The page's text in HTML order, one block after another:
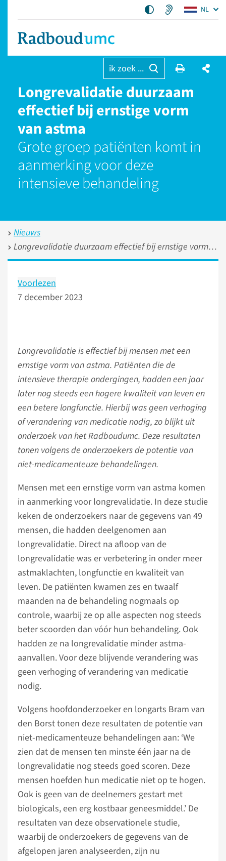
NL
ik zoek ...
Longrevalidatie duurzaam
effectief bij ernstige vorm
van astma
Grote groep patiënten komt in
aanmerking voor deze
intensieve behandeling
Nieuws
Longrevalidatie duurzaam effectief bij ernstige vorm van astma
Voorlezen
7 december 2023
Longrevalidatie is effectief bij mensen met een
ernstige vorm van astma. Patiënten die de
intensieve therapie ondergingen, hadden een jaar
later nog steeds een hogere kwaliteit van leven en
een betere longfunctie. Hierbij was geen verhoging
of verandering van medicatie nodig, zo blijkt uit
onderzoek van het Radboudumc. Deze resultaten
tonen volgens de onderzoekers de potentie van
niet-medicamenteuze behandelingen.
Mensen met een ernstige vorm van astma komen
in aanmerking voor longrevalidatie. In deze studie
keken de onderzoekers naar de gegevens van 49
mensen, die hadden deelgenomen aan
longrevalidatie. Direct na afloop van de
longrevalidatie was er verbetering in onder meer
astmaklachten, longfunctie en kwaliteit van
leven. De patiënten kwamen zes en twaalf
maanden na de behandeling nogmaals op
controle, waarbij ze op alle aspecten nog steeds
beter scoorden dan vóór hun behandeling. Ook
hadden ze na longrevalidatie minder astma-
aanvallen. Voor deze blijvende verandering was
geen verhoging of verandering van medicatie
nodig.
Volgens hoofdonderzoeker en longarts Bram van
den Borst tonen deze resultaten de potentie van
niet-medicamenteuze behandelingen aan: ‘We
zien dat de mensen ten minste één jaar na de
longrevalidatie nog steeds goed scoren. Deze
mensen hoefden hun medicatie niet op te hogen.
Ook is geen van de deelnemers gestart met
biologicals, een erg kostbaar geneesmiddel.’ De
resultaten van deze observationele studie,
waarbij de onderzoekers de gegevens van de
afgelopen jaren analyseerden, zijn nu